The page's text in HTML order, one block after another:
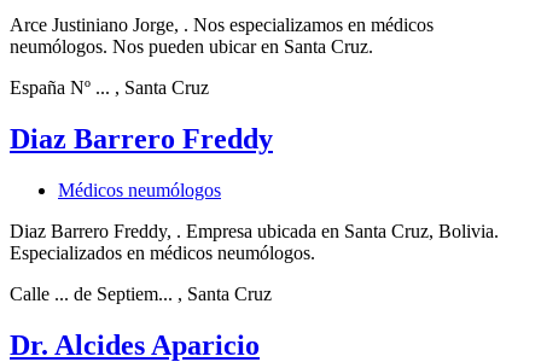
Arce Justiniano Jorge, . Nos especializamos en médicos
neumólogos. Nos pueden ubicar en Santa Cruz.
España Nº ... , Santa Cruz
Diaz Barrero Freddy
Médicos neumólogos
Diaz Barrero Freddy, . Empresa ubicada en Santa Cruz, Bolivia.
Especializados en médicos neumólogos.
Calle ... de Septiem... , Santa Cruz
Dr. Alcides Aparicio